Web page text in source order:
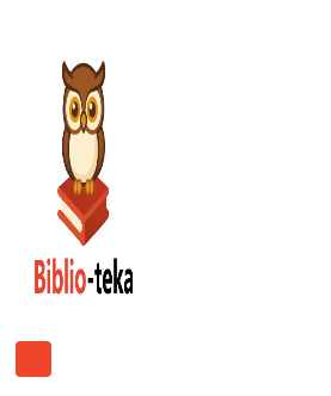
contenido